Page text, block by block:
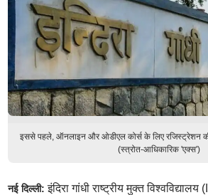
इससे पहले, ऑनलाइन और ओडीएल कोर्स के लिए रजिस्ट्रेशन
(स्त्रोत-आधिकारिक 'एक्स')
नई दिल्ली:इंदिरा गांधी राष्ट्रीय मुक्त